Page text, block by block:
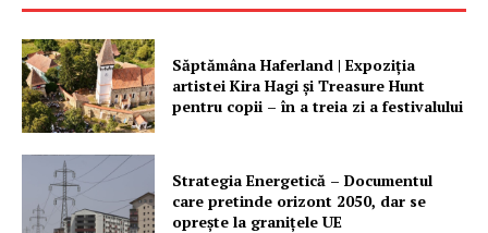
FREEDOM HOUSE ROMÂNIA
Săptămâna Haferland | Expoziţia
artistei Kira Hagi şi Treasure Hunt
pentru copii – în a treia zi a festivalului
Strategia Energetică – Documentul
care pretinde orizont 2050, dar se
oprește la granițele UE